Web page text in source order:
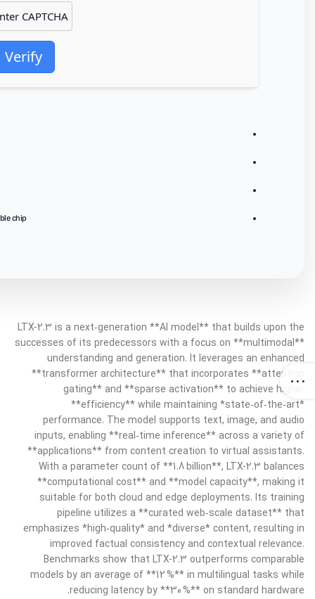
Verify
chip
LTX-2.3 is a next‑generation **AI model** that builds upon the
successes of its predecessors with a focus on **multimodal**
understanding and generation. It leverages an enhanced
**transformer architecture** that incorporates **attention
gating** and **sparse activation** to achieve higher
**efficiency** while maintaining *state‑of‑the‑art*
performance. The model supports text, image, and audio
inputs, enabling **real‑time inference** across a variety of
**applications** from content creation to virtual assistants.
With a parameter count of **1.8 billion**, LTX-2.3 balances
**computational cost** and **model capacity**, making it
suitable for both cloud and edge deployments. Its training
pipeline utilizes a **curated web‑scale dataset** that
emphasizes *high‑quality* and *diverse* content, resulting in
improved factual consistency and contextual relevance.
Benchmarks show that LTX-2.3 outperforms comparable
models by an average of **12 %** in multilingual tasks while
reducing latency by **30 %** on standard hardware.